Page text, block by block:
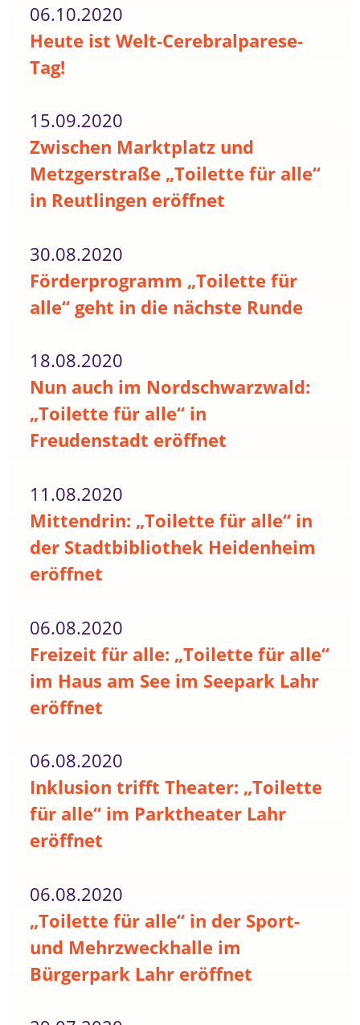
06.10.2020
Heute ist Welt-Cerebralparese-
Tag!
15.09.2020
Zwischen Marktplatz und
Metzgerstraße „Toilette für alle“
in Reutlingen eröffnet
30.08.2020
Förderprogramm „Toilette für
alle“ geht in die nächste Runde
18.08.2020
Nun auch im Nordschwarzwald:
„Toilette für alle“ in
Freudenstadt eröffnet
11.08.2020
Mittendrin: „Toilette für alle“ in
der Stadtbibliothek Heidenheim
eröffnet
06.08.2020
Freizeit für alle: „Toilette für alle“
im Haus am See im Seepark Lahr
eröffnet
06.08.2020
Inklusion trifft Theater: „Toilette
für alle“ im Parktheater Lahr
eröffnet
06.08.2020
„Toilette für alle“ in der Sport-
und Mehrzweckhalle im
Bürgerpark Lahr eröffnet